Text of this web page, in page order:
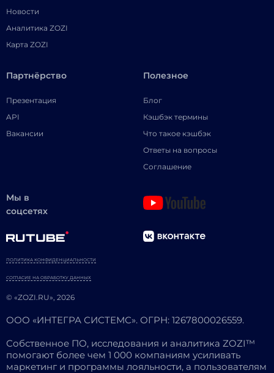
Новости
Аналитика ZOZI
Карта ZOZI
Партнёрство
Презентация
API
Вакансии
Полезное
Блог
Кэшбэк термины
Что такое кэшбэк
Ответы на вопросы
Соглашение
Мы в
соцсетях
© «ZOZI.RU», 2026
ПОЛИТИКА КОНФИДЕНЦИАЛЬНОСТИ
СОГЛАСИЕ НА ОБРАБОТКУ ДАННЫХ
ООО «ИНТЕГРА СИСТЕМС». ОГРН: 1267800026559.
Собственное ПО, исследования и аналитика ZOZI™
помогают более чем 1 000 компаниям усиливать
маркетинг и программы лояльности, а пользователям